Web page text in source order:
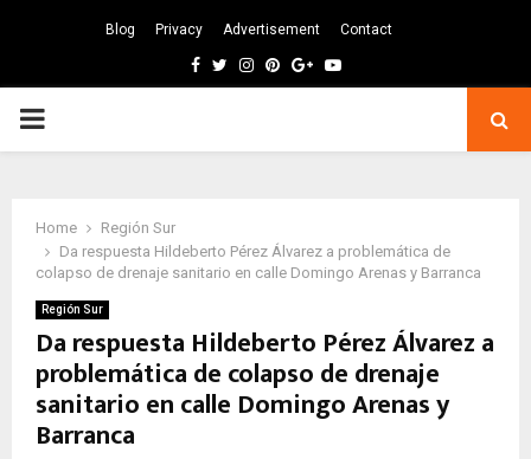
Blog Privacy Advertisement Contact
Facebook
TwitterInstagram
Pinterest
GoogleYoutube
PRIMARY
Home
Región Sur
Da respuesta Hildeberto Pérez Álvarez a problemática de
colapso de drenaje sanitario en calle Domingo Arenas y Barranca
Región Sur
Da respuesta Hildeberto Pérez Álvarez a
problemática de colapso de drenaje
sanitario en calle Domingo Arenas y
Barranca